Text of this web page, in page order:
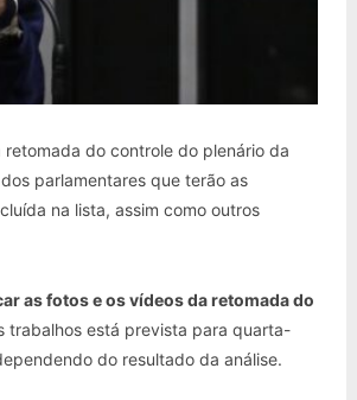
do controle do plenário da
parlamentares que terão as
na lista, assim como outros
as fotos e os vídeos da retomada do
trabalhos está prevista para quarta-
do resultado da análise.